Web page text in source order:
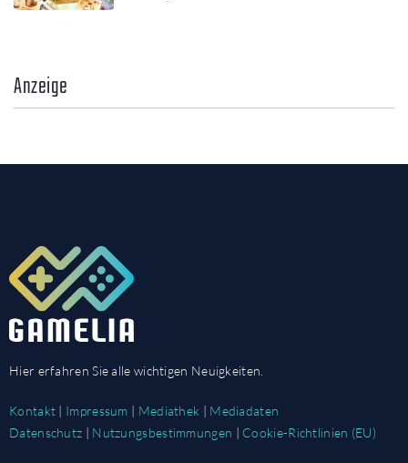
Anzeige
Hier erfahren Sie alle wichtigen Neuigkeiten.
Kontakt | Impressum | Mediathek | Mediadaten
Datenschutz | Nutzungsbestimmungen | Cookie-Richtlinien (EU)